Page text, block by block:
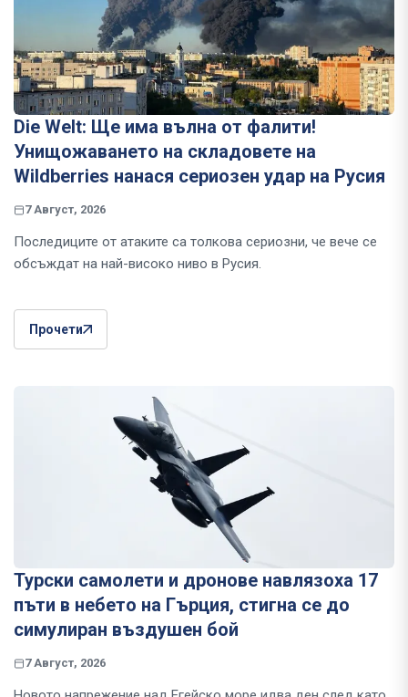
Die Welt: Ще има вълна от фалити!
Унищожаването на складовете на
Wildberries нанася сериозен удар на Русия
7 Август, 2026
Последиците от атаките са толкова сериозни, че вече се
обсъждат на най-високо ниво в Русия.
Прочети
Турски самолети и дронове навлязоха 17
пъти в небето на Гърция, стигна се до
симулиран въздушен бой
7 Август, 2026